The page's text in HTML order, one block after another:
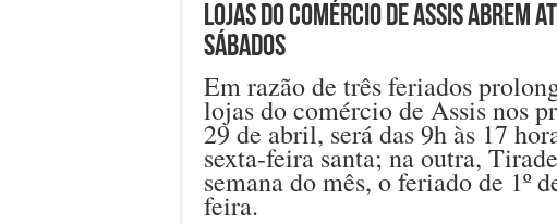
Lojas do comércio de Assis abrem
sábados
Em razão de três feriados
lojas do comércio de Assis nos
29 de abril, será das 9h às 17
sexta-feira santa; na outra,
semana do mês, o feriado de 1º
feira.